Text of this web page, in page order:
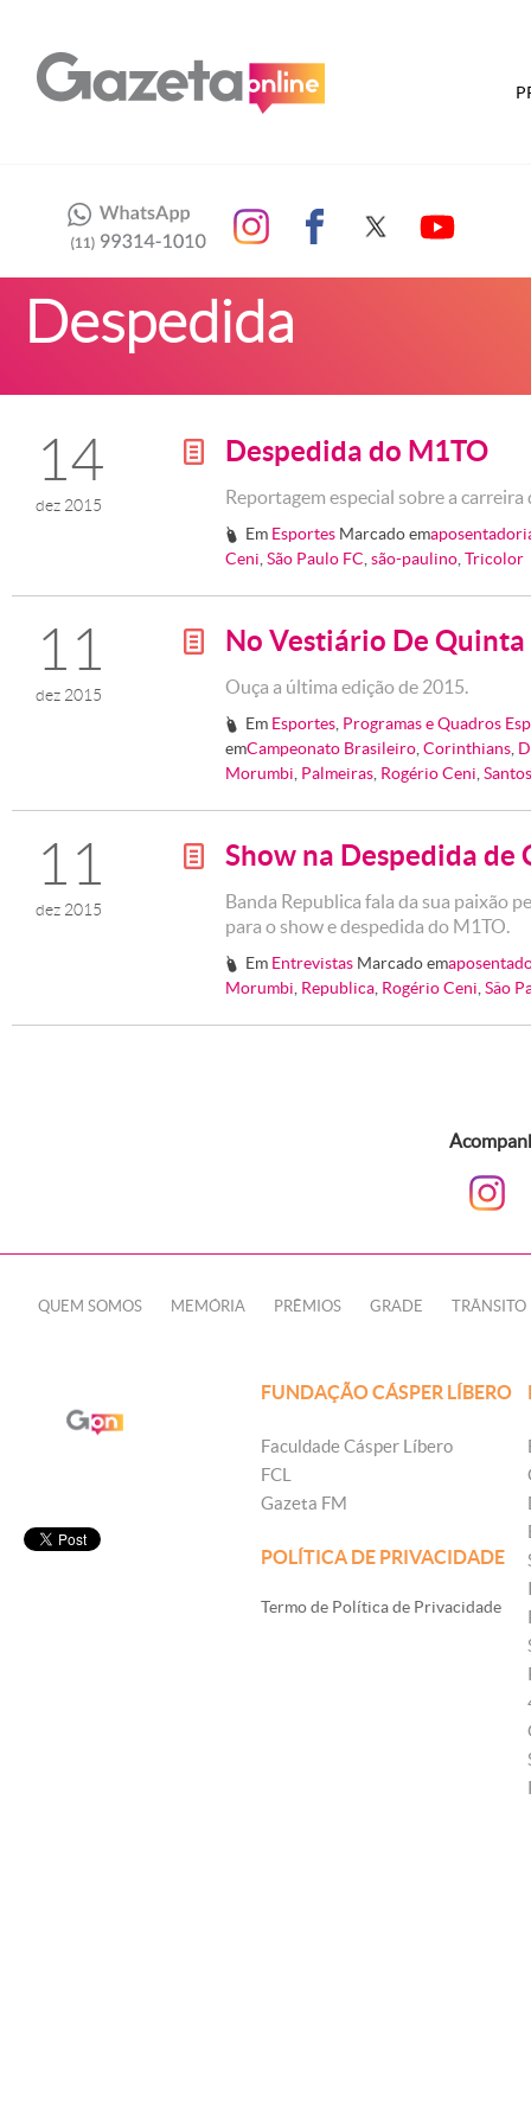
Despedida
14
dez 2015
g Despedida do M1TO
Reportagem especial sobre a
# Em Esportes Marcado em
Ceni São Paulo FC são-paulino Tricolor
11
dez 2015
g No Vestiário De
Ouça a última edição de 2015.
# Em Esportes Programas e Quadros
emCampeonato Brasileiro Corinthians
Morumbi Palmeiras Rogério Ceni Santos
11
dez 2015
g Show na Despedida de
Banda Republica fala da sua paixão
para o show e despedida do M1TO.
# Em Entrevistas Marcado em
Morumbi Republica Rogério Ceni Sâo
QUEM SOMOS MEMÓRIA PRÊMIOS GRADE TRÂNSITO
FUNDAÇÃO CÁSPER LÍBERO
Faculdade Cásper Líbero
FCL
Gazeta FM
POLÍTICA DE PRIVACIDADE
Termo de Política de Privacidade